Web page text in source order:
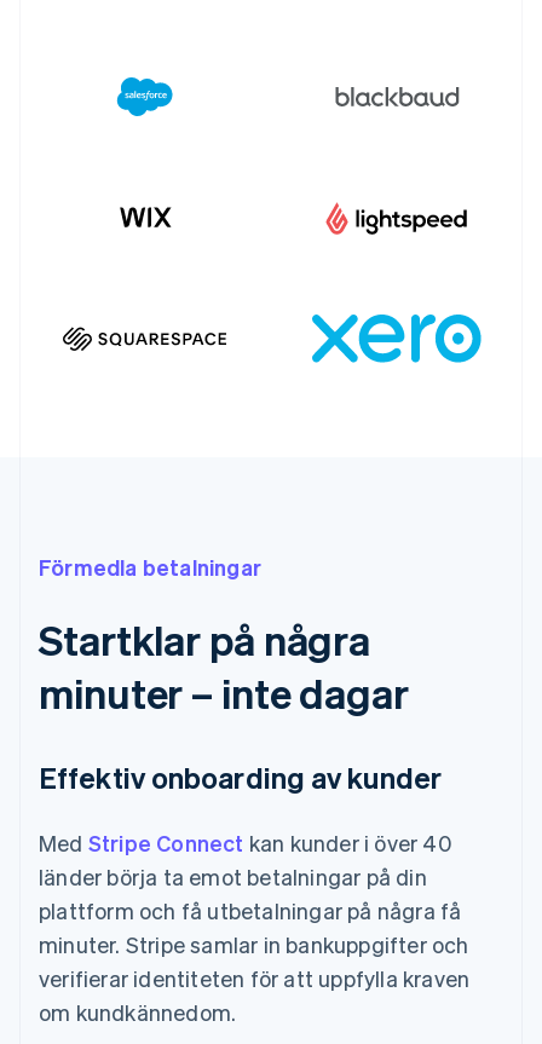
Förmedla betalningar
Startklar på några
minuter – inte dagar
Effektiv onboarding av kunder
Med Stripe Connect kan kunder i över 40
länder börja ta emot betalningar på din
plattform och få utbetalningar på några få
minuter. Stripe samlar in bankuppgifter och
verifierar identiteten för att uppfylla kraven
om kundkännedom.